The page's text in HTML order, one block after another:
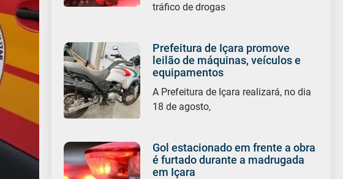
tráfico de drogas
Prefeitura de Içara promove
leilão de máquinas, veículos e
equipamentos
A Prefeitura de Içara realizará, no dia
18 de agosto,
Gol estacionado em frente a obra
é furtado durante a madrugada
em Içara